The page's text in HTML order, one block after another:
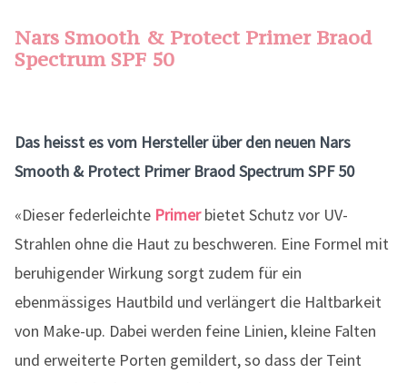
Nars Smooth & Protect Primer Braod
Spectrum SPF 50
Das heisst es vom Hersteller über den neuen Nars
Smooth & Protect Primer Braod Spectrum SPF 50
«Dieser federleichte Primerbietet Schutz vor UV-
Strahlen ohne die Haut zu beschweren. Eine Formel mit
beruhigender Wirkung sorgt zudem für ein
ebenmässiges Hautbild und verlängert die Haltbarkeit
von Make-up. Dabei werden feine Linien, kleine Falten
und erweiterte Porten gemildert, so dass der Teint